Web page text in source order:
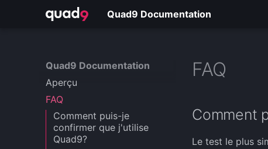
Quad9 Documentation
Quad9 Documentation
Aperçu
FAQ
Comment puis-je
confirmer que j'utilise
Quad9?
FAQ
Comment
Le test le plus